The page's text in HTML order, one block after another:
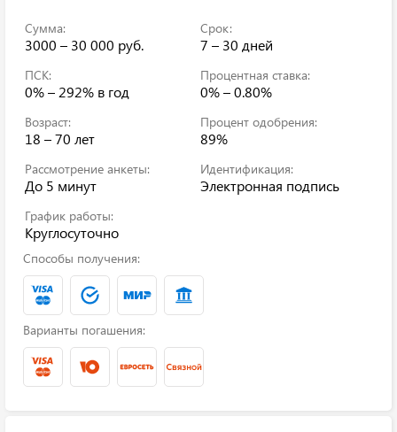
Сумма:
3000 – 30 000 руб.
Срок:
7 – 30 дней
ПСК:
0% – 292% в год
Процентная ставка:
0% – 0.80%
Возраст:
18 – 70 лет
Процент одобрения:
89%
Рассмотрение анкеты:
До 5 минут
Идентификация:
Электронная подпись
График работы:
Круглосуточно
Способы получения:
Варианты погашения: